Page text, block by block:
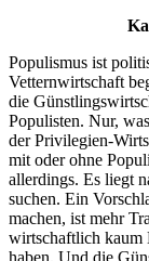
Populismus ist
Vetternwirtschaft
die
Populisten. Nur,
der Privilegien-
mit oder ohne
allerdings. Es liegt
suchen. Ein
machen, ist mehr
wirtschaftlich kaum